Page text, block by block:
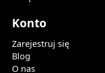
Konto
Zarejestruj się
Blog
O nas